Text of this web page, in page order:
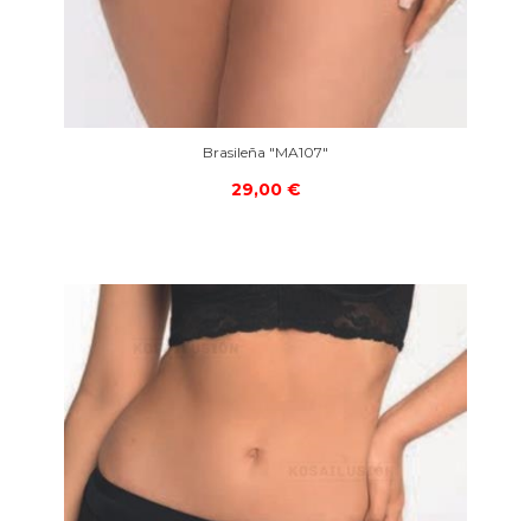
Brasileña "MA107"
29,00 €